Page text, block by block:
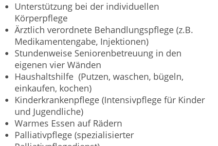
Unterstützung bei der individuellen
Körperpflege
Ärztlich verordnete Behandlungspflege (z.B.
Medikamentengabe, Injektionen)
Stundenweise Seniorenbetreuung in den
eigenen vier Wänden
Haushaltshilfe (Putzen, waschen, bügeln,
einkaufen, kochen)
Kinderkrankenpflege (Intensivpflege für Kinder
und Jugendliche)
Warmes Essen auf Rädern
Palliativpflege (spezialisierter